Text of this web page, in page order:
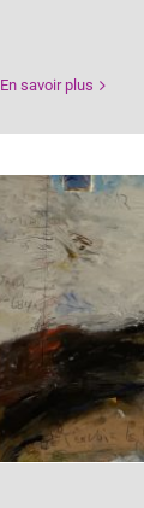
En savoir plus